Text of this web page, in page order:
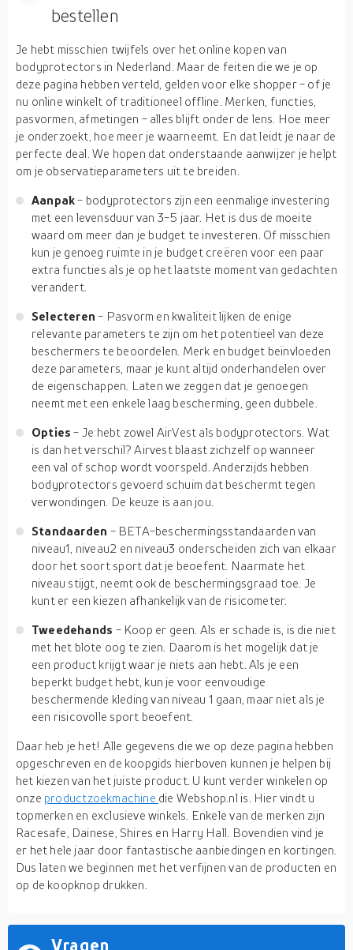
bestellen
Je hebt misschien twijfels over het online kopen van
bodyprotectors in Nederland. Maar de feiten die we je op
deze pagina hebben verteld, gelden voor elke shopper - of je
nu online winkelt of traditioneel offline. Merken, functies,
pasvormen, afmetingen - alles blijft onder de lens. Hoe meer
je onderzoekt, hoe meer je waarneemt. En dat leidt je naar de
perfecte deal. We hopen dat onderstaande aanwijzer je helpt
om je observatieparameters uit te breiden.
Aanpak- bodyprotectors zijn een eenmalige investering
met een levensduur van 3-5 jaar. Het is dus de moeite
waard om meer dan je budget te investeren. Of misschien
kun je genoeg ruimte in je budget creëren voor een paar
extra functies als je op het laatste moment van gedachten
verandert.
Selecteren- Pasvorm en kwaliteit lijken de enige
relevante parameters te zijn om het potentieel van deze
beschermers te beoordelen. Merk en budget beïnvloeden
deze parameters, maar je kunt altijd onderhandelen over
de eigenschappen. Laten we zeggen dat je genoegen
neemt met een enkele laag bescherming, geen dubbele.
Opties- Je hebt zowel AirVest als bodyprotectors. Wat
is dan het verschil? Airvest blaast zichzelf op wanneer
een val of schop wordt voorspeld. Anderzijds hebben
bodyprotectors gevoerd schuim dat beschermt tegen
verwondingen. De keuze is aan jou.
Standaarden - BETA-beschermingsstandaarden van
niveau1, niveau2 en niveau3 onderscheiden zich van elkaar
door het soort sport dat je beoefent. Naarmate het
niveau stijgt, neemt ook de beschermingsgraad toe. Je
kunt er een kiezen afhankelijk van de risicometer.
Tweedehands - Koop er geen. Als er schade is, is die niet
met het blote oog te zien. Daarom is het mogelijk dat je
een product krijgt waar je niets aan hebt. Als je een
beperkt budget hebt, kun je voor eenvoudige
beschermende kleding van niveau 1 gaan, maar niet als je
een risicovolle sport beoefent.
Daar heb je het! Alle gegevens die we op deze pagina hebben
opgeschreven en de koopgids hierboven kunnen je helpen bij
het kiezen van het juiste product. U kunt verder winkelen op
onze productzoekmachine die Webshop.nl is. Hier vindt u
topmerken en exclusieve winkels. Enkele van de merken zijn
Racesafe, Dainese, Shires en Harry Hall. Bovendien vind je
er het hele jaar door fantastische aanbiedingen en kortingen.
Dus laten we beginnen met het verfijnen van de producten en
op de koopknop drukken.
Vragen